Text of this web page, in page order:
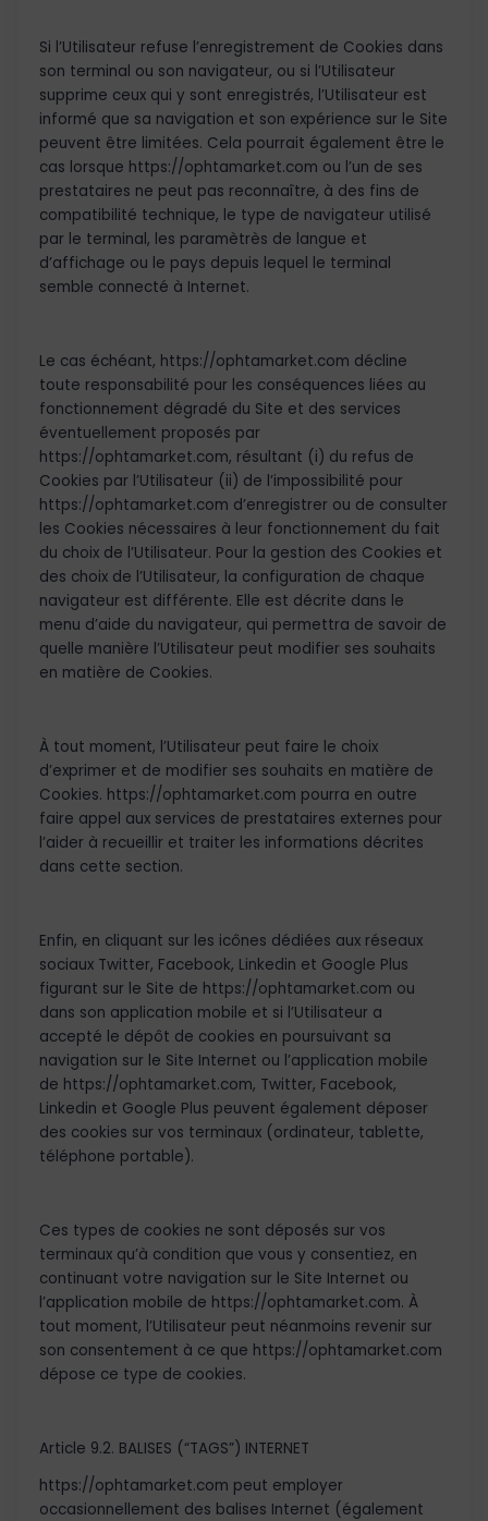
Si l’Utilisateur refuse l’enregistrement de Cookies dans
son terminal ou son navigateur, ou si l’Utilisateur
supprime ceux qui y sont enregistrés, l’Utilisateur est
informé que sa navigation et son expérience sur le Site
peuvent être limitées. Cela pourrait également être le
cas lorsque https://ophtamarket.com ou l’un de ses
prestataires ne peut pas reconnaître, à des fins de
compatibilité technique, le type de navigateur utilisé
par le terminal, les paramètrès de langue et
d’affichage ou le pays depuis lequel le terminal
semble connecté à Internet.
Le cas échéant, https://ophtamarket.com décline
toute responsabilité pour les conséquences liées au
fonctionnement dégradé du Site et des services
éventuellement proposés par
https://ophtamarket.com, résultant (i) du refus de
Cookies par l’Utilisateur (ii) de l’impossibilité pour
https://ophtamarket.com d’enregistrer ou de consulter
les Cookies nécessaires à leur fonctionnement du fait
du choix de l’Utilisateur. Pour la gestion des Cookies et
des choix de l’Utilisateur, la configuration de chaque
navigateur est différente. Elle est décrite dans le
menu d’aide du navigateur, qui permettra de savoir de
quelle manière l’Utilisateur peut modifier ses souhaits
en matière de Cookies.
À tout moment, l’Utilisateur peut faire le choix
d’exprimer et de modifier ses souhaits en matière de
Cookies. https://ophtamarket.com pourra en outre
faire appel aux services de prestataires externes pour
l’aider à recueillir et traiter les informations décrites
dans cette section.
Enfin, en cliquant sur les icônes dédiées aux réseaux
sociaux Twitter, Facebook, Linkedin et Google Plus
figurant sur le Site de https://ophtamarket.com ou
dans son application mobile et si l’Utilisateur a
accepté le dépôt de cookies en poursuivant sa
navigation sur le Site Internet ou l’application mobile
de https://ophtamarket.com, Twitter, Facebook,
Linkedin et Google Plus peuvent également déposer
des cookies sur vos terminaux (ordinateur, tablette,
téléphone portable).
Ces types de cookies ne sont déposés sur vos
terminaux qu’à condition que vous y consentiez, en
continuant votre navigation sur le Site Internet ou
l’application mobile de https://ophtamarket.com. À
tout moment, l’Utilisateur peut néanmoins revenir sur
son consentement à ce que https://ophtamarket.com
dépose ce type de cookies.
Article 9.2. BALISES (“TAGS”) INTERNET
https://ophtamarket.com peut employer
occasionnellement des balises Internet (également